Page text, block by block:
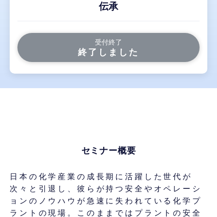
伝承
受付終了
終了しました
セミナー概要
日本の化学産業の成長期に活躍した世代が
次々と引退し、彼らが持つ安全やオペレーシ
ョンのノウハウが急速に失われている化学プ
ラントの現場。このままではプラントの安全